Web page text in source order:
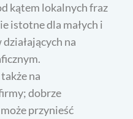
kątem lokalnych fraz
istotne dla małych i
na
na
dobrze
przynieść